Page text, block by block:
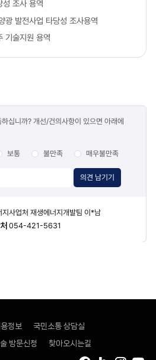
성 조사 용역
광 발전사업 타당성 조사용역
기술지원 용역
십니까? 개선/건의사항이 있으면 아래에
보통 불만족 매우불만족
의견 남기기
지사업처 재생에너지개발팀 이*남
054-421-5631
정보 국민소통 상담실
방문신청 찾아오시는길